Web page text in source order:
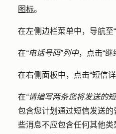
图标。
在左侧边栏菜单中，导航至
在“电话号码”列中，点击“继
在右侧面板中，点击“短信
在“请编写两条您将发送的
包含您计划通过短信发送的
些消息不应包含任何其他